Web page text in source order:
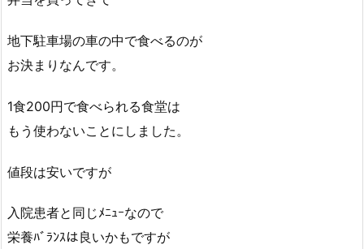
地下駐車場の車の中で食べるのが
お決まりなんです。
1食200円で食べられる食堂は
もう使わないことにしました。
値段は安いですが
入院患者と同じﾒﾆｭｰなので
栄養ﾊﾞﾗﾝｽは良いかもですが